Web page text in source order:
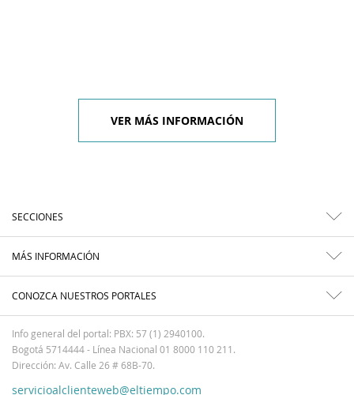
VER MÁS INFORMACIÓN
SECCIONES
MÁS INFORMACIÓN
CONOZCA NUESTROS PORTALES
Info general del portal: PBX: 57 (1) 2940100.
Bogotá 5714444 - Línea Nacional 01 8000 110 211.
Dirección: Av. Calle 26 # 68B-70.
servicioalclienteweb@eltiempo.com